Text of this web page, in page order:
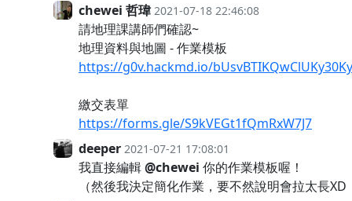
chewei 哲瑋 2021-07-18 22:46:08
請地理課講師們確認~
地理資料與地圖 - 作業模板
https://g0v.hackmd.io/
繳交表單
https://forms.gle/S9kVEGt1fQmRxW7J7
deeper 2021-07-21 17:08:01
我直接編輯@chewei 你的作業模板喔！
（然後我決定簡化作業，要不然說明會拉太長XD